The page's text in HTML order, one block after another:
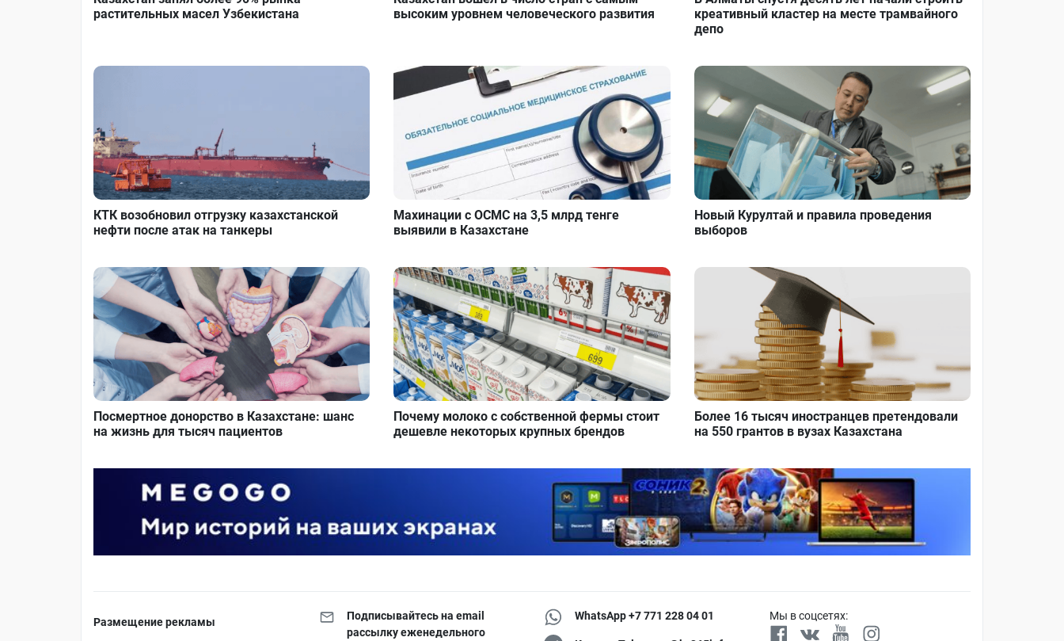
растительных масел Узбекистана
высоким уровнем человеческого развития
креативный кластер на месте трамвайного
депо
КТК возобновил отгрузку казахстанской
нефти после атак на танкеры
Махинации с ОСМС на 3,5 млрд тенге
выявили в Казахстане
Новый Курултай и правила проведения
выборов
Посмертное донорство в Казахстане: шанс
на жизнь для тысяч пациентов
Почему молоко с собственной фермы стоит
дешевле некоторых крупных брендов
Более 16 тысяч иностранцев претендовали
на 550 грантов в вузах Казахстана
Размещение рекламы
Подписывайтесь на email
рассылку еженедельного
WhatsApp +7 771 228 04 01 Мы в соцсетях: